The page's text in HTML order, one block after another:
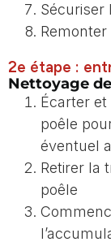
Sécuriser
2e étape :
Nettoyage
Écarter
poêle
éventuel
Retirer la
poêle